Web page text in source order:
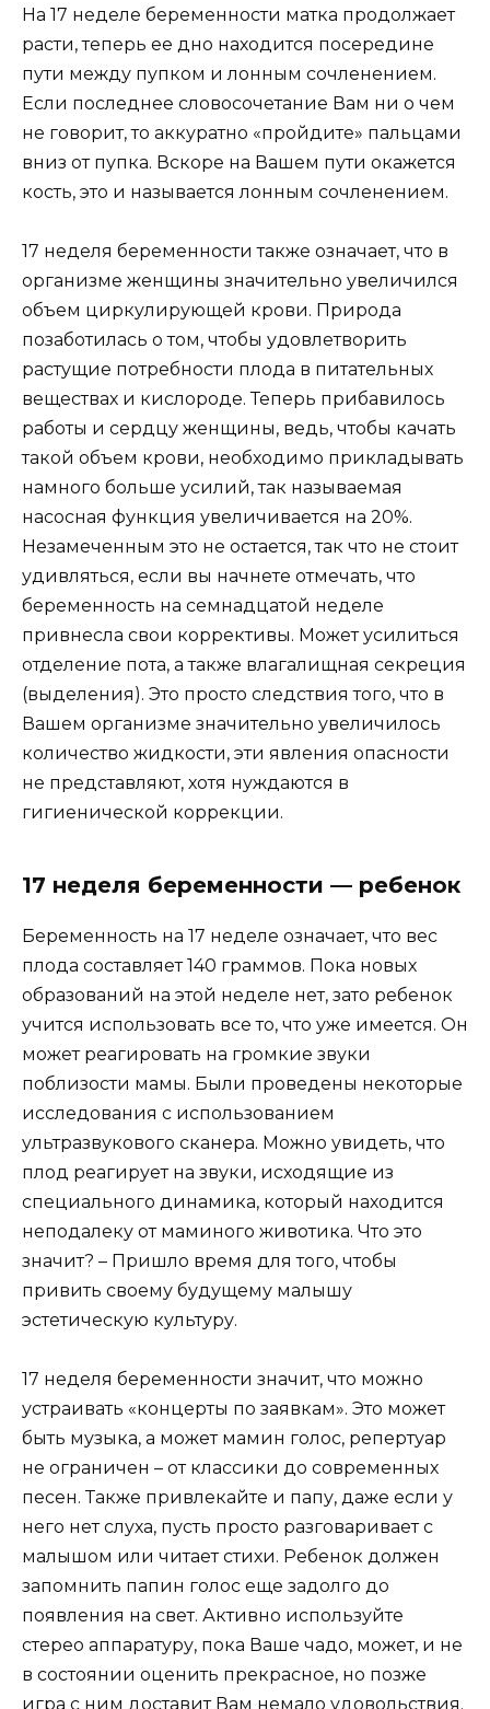
На 17 неделе беременности матка продолжает
расти, теперь ее дно находится посередине
пути между пупком и лонным сочленением.
Если последнее словосочетание Вам ни о чем
не говорит, то аккуратно «пройдите» пальцами
вниз от пупка. Вскоре на Вашем пути окажется
кость, это и называется лонным сочленением.
17 неделя беременности также означает, что в
организме женщины значительно увеличился
объем циркулирующей крови. Природа
позаботилась о том, чтобы удовлетворить
растущие потребности плода в питательных
веществах и кислороде. Теперь прибавилось
работы и сердцу женщины, ведь, чтобы качать
такой объем крови, необходимо прикладывать
намного больше усилий, так называемая
насосная функция увеличивается на 20%.
Незамеченным это не остается, так что не стоит
удивляться, если вы начнете отмечать, что
беременность на семнадцатой неделе
привнесла свои коррективы. Может усилиться
отделение пота, а также влагалищная секреция
(выделения). Это просто следствия того, что в
Вашем организме значительно увеличилось
количество жидкости, эти явления опасности
не представляют, хотя нуждаются в
гигиенической коррекции.
17 неделя беременности — ребенок
Беременность на 17 неделе означает, что вес
плода составляет 140 граммов. Пока новых
образований на этой неделе нет, зато ребенок
учится использовать все то, что уже имеется. Он
может реагировать на громкие звуки
поблизости мамы. Были проведены некоторые
исследования с использованием
ультразвукового сканера. Можно увидеть, что
плод реагирует на звуки, исходящие из
специального динамика, который находится
неподалеку от маминого животика. Что это
значит? – Пришло время для того, чтобы
привить своему будущему малышу
эстетическую культуру.
17 неделя беременности значит, что можно
устраивать «концерты по заявкам». Это может
быть музыка, а может мамин голос, репертуар
не ограничен – от классики до современных
песен. Также привлекайте и папу, даже если у
него нет слуха, пусть просто разговаривает с
малышом или читает стихи. Ребенок должен
запомнить папин голос еще задолго до
появления на свет. Активно используйте
стерео аппаратуру, пока Ваше чадо, может, и не
в состоянии оценить прекрасное, но позже
игра с ним доставит Вам немало удовольствия.